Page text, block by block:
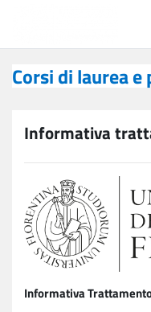
Corsi di laurea
Informativa
Informativa